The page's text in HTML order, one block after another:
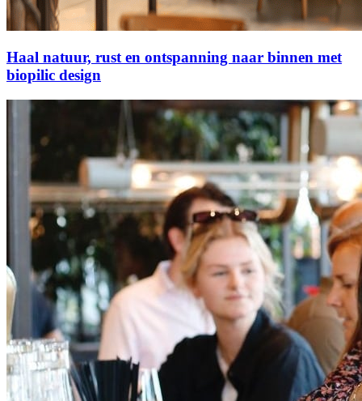
Haal natuur, rust en ontspanning naar binnen met
biopilic design